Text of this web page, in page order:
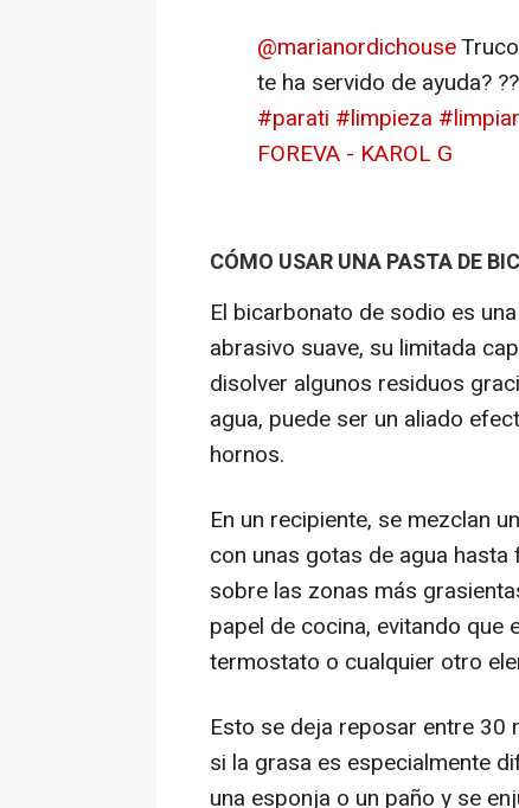
@marianordichouse
te ha servido de ayuda?
#parati #limpieza #limpiar
FOREVA - KAROL G
CÓMO USAR UNA PASTA DE
El bicarbonato de sodio es
abrasivo suave, su limitada
disolver algunos residuos
agua, puede ser un aliado
hornos.
En un recipiente, se mezclan
con unas gotas de agua
sobre las zonas más
papel de cocina, evitando que
termostato o cualquier otro
Esto se deja reposar entre 30
si la grasa es especialmente
una esponja o un paño y se